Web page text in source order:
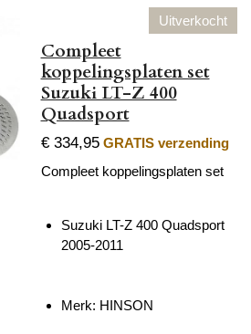
Uitverkocht
Compleet
koppelingsplaten set
Suzuki LT-Z 400
Quadsport
€ 334,95 GRATIS verzending
Compleet koppelingsplaten set
Suzuki LT-Z 400 Quadsport
2005-2011
Merk: HINSON